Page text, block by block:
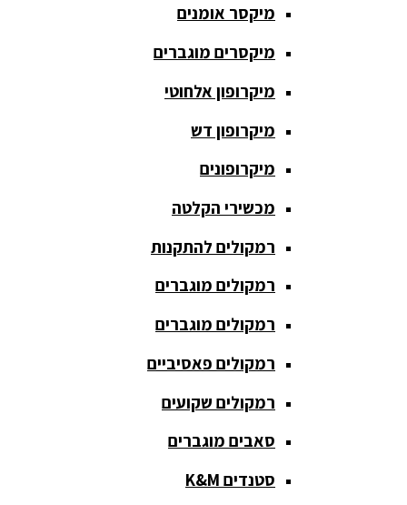
ציוד הגברה
Outlet Sale
חגורת הגברה
כבלים
ומתאמים
כריזה
ומגפונים
מדונה
אלחוטית
מיקסר
מוגברים
מיקרופון
מיקסר אומנים
מיקסרים מוגברים
מיקרופון אלחוטי
מיקרופון דש
מיקרופונים
מכשירי הקלטה
רמקולים להתקנות
רמקולים מוגברים
רמקולים מוגברים
רמקולים פאסיביים
רמקולים שקועים
סאבים מוגברים
סטנדים K&M